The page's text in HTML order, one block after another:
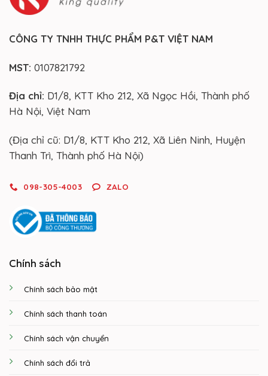
CÔNG TY TNHH THỰC PHẨM P&T VIỆT NAM
MST: 0107821792
Địa chỉ: D1/8, KTT Kho 212, Xã Ngọc Hồi, Thành phố
Hà Nội, Việt Nam
(Địa chỉ cũ: D1/8, KTT Kho 212, Xã Liên Ninh, Huyện
Thanh Trì, Thành phố Hà Nội)
098-305-4003 ZALO
Chính sách
Chính sách bảo mật
Chính sách thanh toán
Chính sách vận chuyển
Chính sách đổi trả